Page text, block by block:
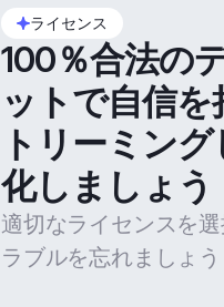
ライセンス
100％合法の
ットで自信を
トリーミン
化しましょう
適切なライセンスを
ラブルを忘れましょう